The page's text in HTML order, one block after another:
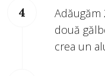
Adăugăm
două
crea un